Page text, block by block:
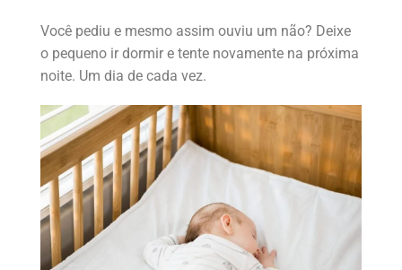
Você pediu e mesmo assim ouviu um não? Deixe
o pequeno ir dormir e tente novamente na próxima
noite. Um dia de cada vez.